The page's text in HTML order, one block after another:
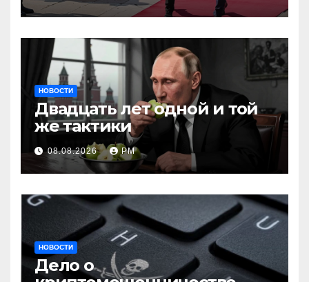
НОВОСТИ
Двадцать лет одной и той
же тактики
08.08.2026 РМ
НОВОСТИ
Дело о